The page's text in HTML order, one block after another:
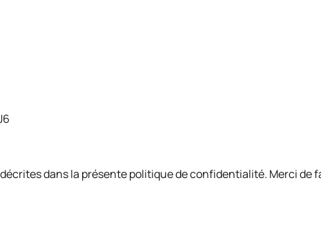
dans la présente politique de confidentialité. Merci de